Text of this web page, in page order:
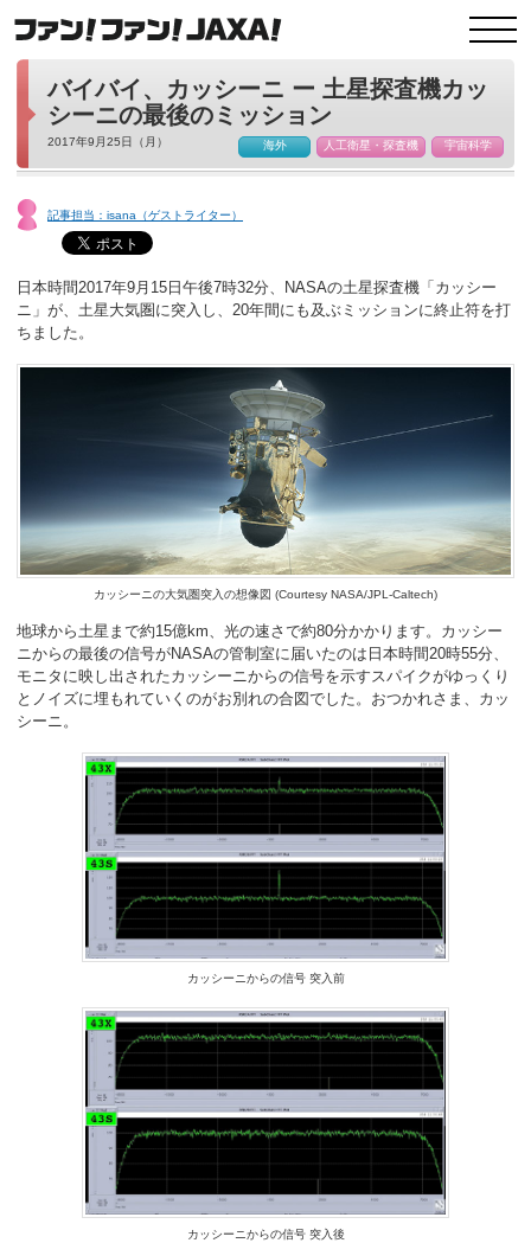
バイバイ、カッシーニ ー 土星探査機カッ
シーニの最後のミッション
2017年9月25日（月） 海外 人工衛星・探査機 宇宙科学
記事担当：isana（ゲストライター）
日本時間2017年9月15日午後7時32分、NASAの土星探査機「カッシー
ニ」が、土星大気圏に突入し、20年間にも及ぶミッションに終止符を打
ちました。
カッシーニの大気圏突入の想像図 (Courtesy NASA/JPL-Caltech)
地球から土星まで約15億km、光の速さで約80分かかります。カッシー
ニからの最後の信号がNASAの管制室に届いたのは日本時間20時55分、
モニタに映し出されたカッシーニからの信号を示すスパイクがゆっくり
とノイズに埋もれていくのがお別れの合図でした。おつかれさま、カッ
シーニ。
カッシーニからの信号 突入前
カッシーニからの信号 突入後